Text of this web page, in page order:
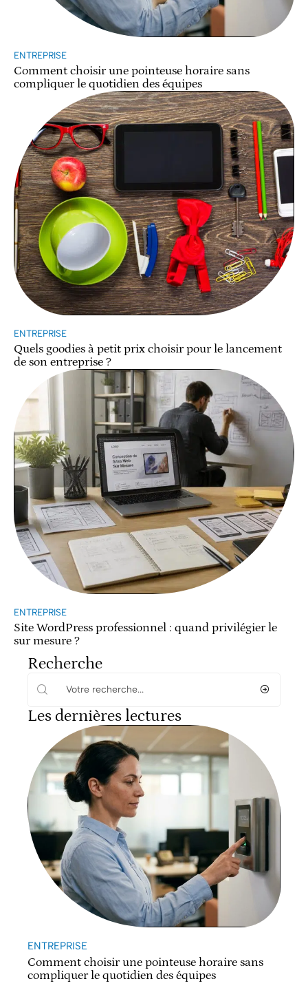
ENTREPRISE
Comment choisir une pointeuse horaire sans
compliquer le quotidien des équipes
ENTREPRISE
Quels goodies à petit prix choisir pour le lancement
de son entreprise ?
ENTREPRISE
Site WordPress professionnel : quand privilégier le
sur mesure ?
Recherche
Les dernières lectures
ENTREPRISE
Comment choisir une pointeuse horaire sans
compliquer le quotidien des équipes